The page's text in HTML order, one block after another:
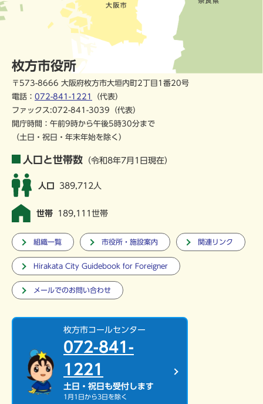
枚方市役所
〒573-8666 大阪府枚方市大垣内町2丁目1番20号
電話： 072-841-1221
（代表）
ファックス:072-841-3039（代表）
開庁時間：午前9時から午後5時30分まで
（土日・祝日・年末年始を除く）
人口と世帯数 （令和8年7月1日現在）
人口 389,712人
世帯 189,111世帯
組織一覧 市役所・施設案内 関連リンク
Hirakata City Guidebook for Foreigner
メールでのお問い合わせ
枚方市コールセンター
072-841-
1221
土日・祝日も受付します
1月1日から3日を除く